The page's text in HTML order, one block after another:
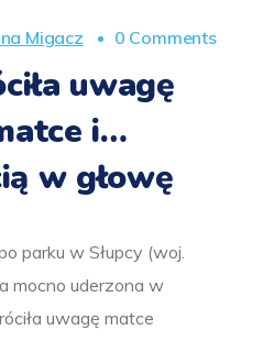
Migacz 0 Comments
uwagę
i…
w głowę
parku w Słupcy (woj.
mocno uderzona w
uwagę matce